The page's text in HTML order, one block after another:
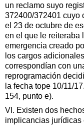
un reclamo suyo
372400/372401 cuyo
el 23 de octubre de
en el que le reiteraba
emergencia creado
los cargos
correspondían con
reprogramación
la fecha tope 10/11/
154, punto e).
VI. Existen dos
implicancias jurídicas